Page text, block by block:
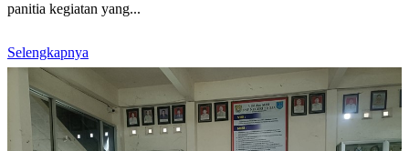
panitia kegiatan yang...
Selengkapnya